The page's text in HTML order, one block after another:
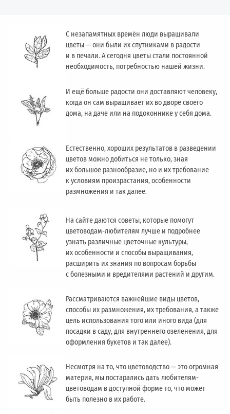
С незапамятных времён люди выращивали
цветы — они были их спутниками в радости
и в печали. А сегодня цветы стали постоянной
необходимость, потребностью нашей жизни.
И ещё больше радости они доставляют человеку,
когда он сам выращивает их во дворе своего
дома, на даче или на подоконнике у себя дома.
Естественно, хороших результатов в разведении
цветов можно добиться не только, зная
их большое разнообразие, но и их требование
к условиям произрастания, особенности
размножения и так далее.
На сайте даются советы, которые помогут
цветоводам-любителям лучше и подробнее
узнать различные цветочные культуры,
их особенности и способы выращивания,
расширить их знания по вопросам борьбы
с болезными и вредителями растений и другим.
Рассматриваются важнейшие виды цветов,
способы их размножения, их требования, а также
цель использования того или иного вида (для
посадки в саду, для внутреннего озеленения, для
оформления букетов и так далее).
Несмотря на то, что цветоводство — это огромная
материя, мы постарались дать любителям-
цветоводам в доступной форме то, что может
быть полезно в их работе.